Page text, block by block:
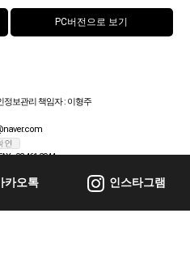
PC버전으로 보기
정보관리 책임자 : 이형주
: 02-461-2944
All rights reserved. Icons by Icons8
카오톡 인스타그램